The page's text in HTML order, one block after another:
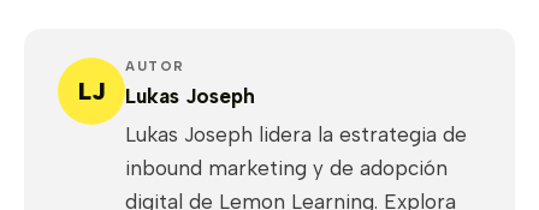
LJ
AUTOR
Lukas Joseph
Lukas Joseph lidera la estrategia de
inbound marketing y de adopción
digital de Lemon Learning. Explora